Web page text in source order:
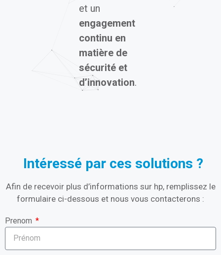
et un
engagement
continu en
matière de
sécurité et
d’innovation.
Intéressé par ces solutions ?
Afin de recevoir plus d’informations sur hp, remplissez le
formulaire ci-dessous et nous vous contacterons :
Prenom